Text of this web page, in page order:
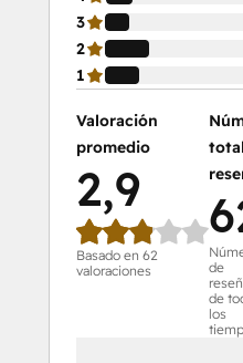
3
2
1
Valoración
promedio
2,9
Basado en 62
valoraciones
de
de
los